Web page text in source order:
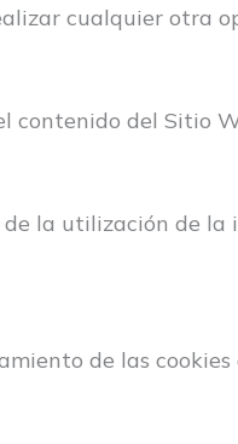
cualquier otra
contenido del Sitio
la utilización de
de las cookies